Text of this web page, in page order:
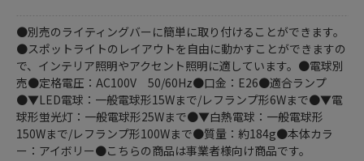
●別売のライティングバーに簡単に取り付けることができます。
●スポットライトのレイアウトを自由に動かすことができますの
で、インテリア照明やアクセント照明に適しています。●電球別
売●定格電圧：AC100V 50/60Hz●口金：E26●適合ランプ
●▼LED電球：一般電球形15Wまで/レフランプ形6Wまで●▼電
球形蛍光灯：一般電球形25Wまで●▼白熱電球：一般電球形
150Wまで/レフランプ形100Wまで●質量：約184g●本体カラ
ー：アイボリー●こちらの商品は事業者様向け商品です。